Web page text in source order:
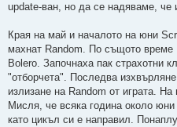
update-ван, но да се надяваме, че
Края на май и началото на юни
махнат Random. По същото време
Bolero. Започнаха пак страхотни
"отборчета". Последва
излизане на Random от играта.
Мисля, че всяка година около
като цикъл си е направил.